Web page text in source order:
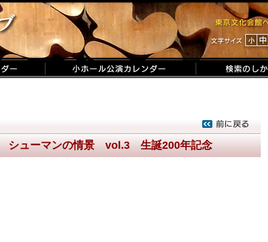
シューマンの情景 vol.3 生誕200年記念